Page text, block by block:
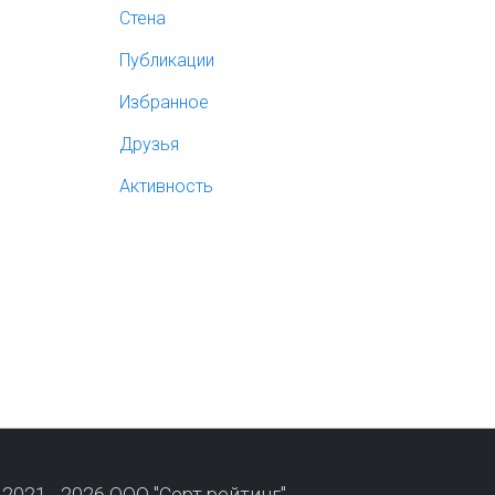
Стена
Публикации
Избранное
Друзья
Активность